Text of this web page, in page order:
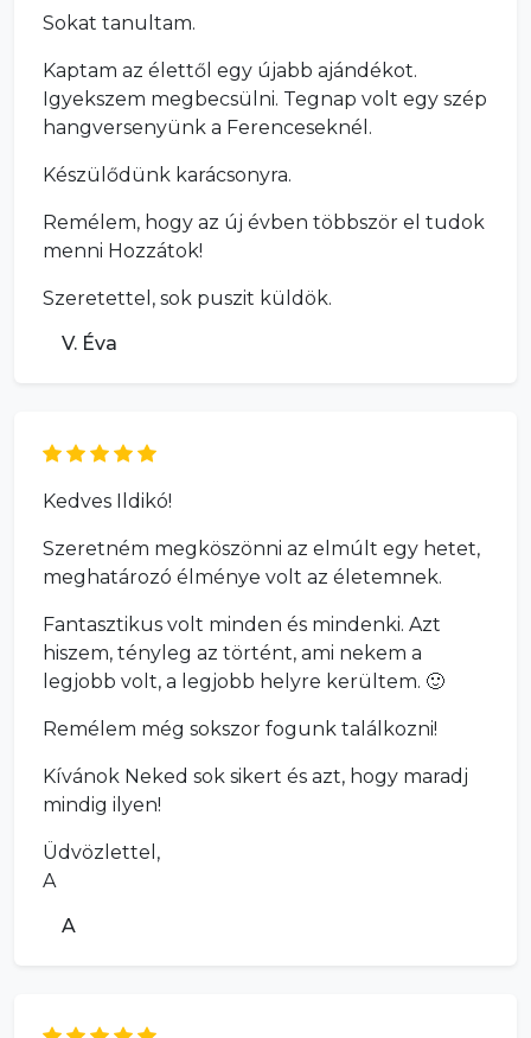
Sokat tanultam.
Kaptam az élettől egy újabb ajándékot.
Igyekszem megbecsülni. Tegnap volt egy szép
hangversenyünk a Ferenceseknél.
Készülődünk karácsonyra.
Remélem, hogy az új évben többször el tudok
menni Hozzátok!
Szeretettel, sok puszit küldök.
V. Éva
Kedves Ildikó!
Szeretném megköszönni az elmúlt egy hetet,
meghatározó élménye volt az életemnek.
Fantasztikus volt minden és mindenki. Azt
hiszem, tényleg az történt, ami nekem a
legjobb volt, a legjobb helyre kerültem. 🙂
Remélem még sokszor fogunk találkozni!
Kívánok Neked sok sikert és azt, hogy maradj
mindig ilyen!
Üdvözlettel,
A
A